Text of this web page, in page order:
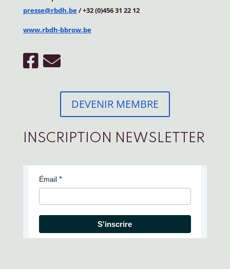
presse@rbdh.be/ +32 (0)456 31 22 12
www.rbdh-bbrow.be
DEVENIR MEMBRE
INSCRIPTION NEWSLETTER
Émail
S'inscrire